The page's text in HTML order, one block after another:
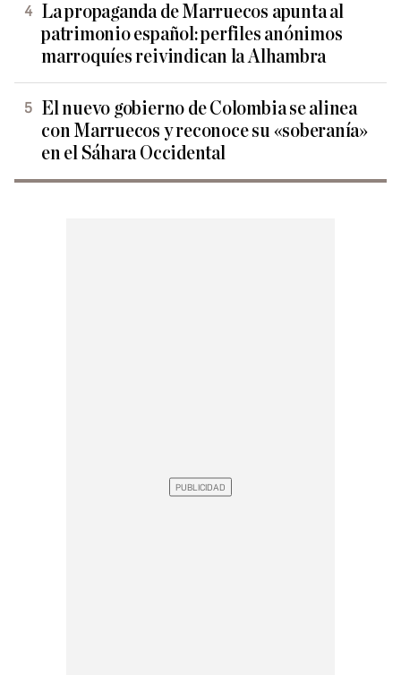
La propaganda de Marruecos apunta al
patrimonio español: perfiles anónimos
marroquíes reivindican la Alhambra
El nuevo gobierno de Colombia se alinea
con Marruecos y reconoce su «soberanía»
en el Sáhara Occidental